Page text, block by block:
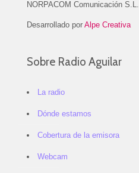
NORPACOM Comunicación S.L.
Desarrollado por Alpe Creativa
Sobre Radio Aguilar
La radio
Dónde estamos
Cobertura de la emisora
Webcam